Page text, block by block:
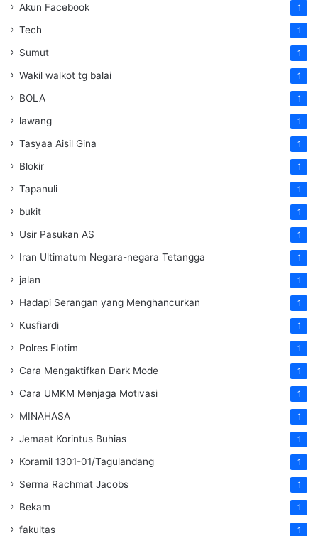
Akun Facebook 1
Tech 1
Sumut 1
Wakil walkot tg balai 1
BOLA 1
lawang 1
Tasyaa Aisil Gina 1
Blokir 1
Tapanuli 1
bukit 1
Usir Pasukan AS 1
Iran Ultimatum Negara-negara Tetangga 1
jalan 1
Hadapi Serangan yang Menghancurkan 1
Kusfiardi 1
Polres Flotim 1
Cara Mengaktifkan Dark Mode 1
Cara UMKM Menjaga Motivasi 1
MINAHASA 1
Jemaat Korintus Buhias 1
Koramil 1301-01/Tagulandang 1
Serma Rachmat Jacobs 1
Bekam 1
fakultas 1